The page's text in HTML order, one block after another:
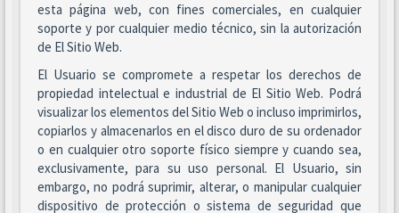
esta página web, con fines comerciales, en cualquier
soporte y por cualquier medio técnico, sin la autorización
de El Sitio Web.
El Usuario se compromete a respetar los derechos de
propiedad intelectual e industrial de El Sitio Web. Podrá
visualizar los elementos del Sitio Web o incluso imprimirlos,
copiarlos y almacenarlos en el disco duro de su ordenador
o en cualquier otro soporte físico siempre y cuando sea,
exclusivamente, para su uso personal. El Usuario, sin
embargo, no podrá suprimir, alterar, o manipular cualquier
dispositivo de protección o sistema de seguridad que